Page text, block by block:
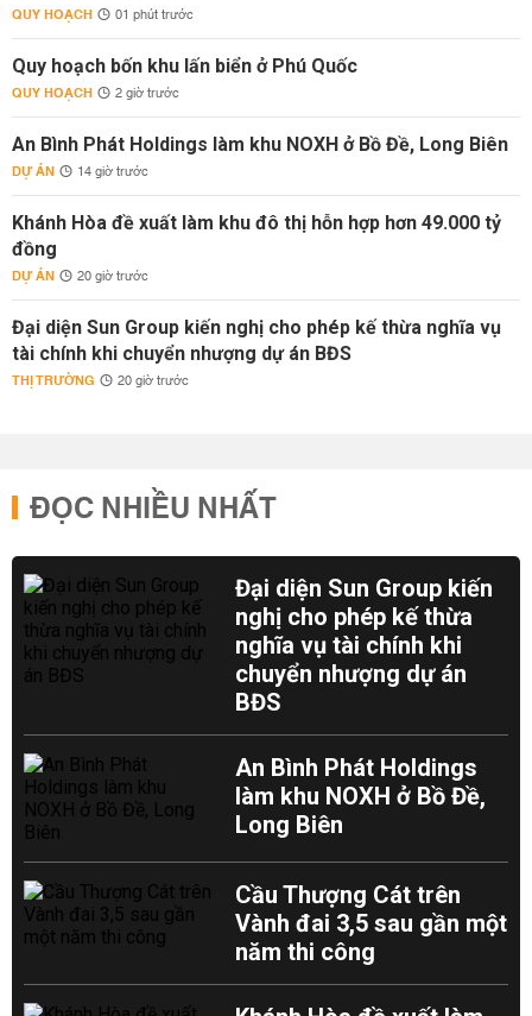
QUY HOẠCH 01 phút trước
Quy hoạch bốn khu lấn biển ở Phú Quốc
QUY HOẠCH 2 giờ trước
An Bình Phát Holdings làm khu NOXH ở Bồ Đề, Long Biên
DỰ ÁN 14 giờ trước
Khánh Hòa đề xuất làm khu đô thị hỗn hợp hơn 49.000 tỷ
đồng
DỰ ÁN 20 giờ trước
Đại diện Sun Group kiến nghị cho phép kế thừa nghĩa vụ
tài chính khi chuyển nhượng dự án BĐS
THỊ TRƯỜNG 20 giờ trước
ĐỌC NHIỀU NHẤT
Đại diện Sun Group kiến
nghị cho phép kế thừa
nghĩa vụ tài chính khi
chuyển nhượng dự án
BĐS
An Bình Phát Holdings
làm khu NOXH ở Bồ Đề,
Long Biên
Cầu Thượng Cát trên
Vành đai 3,5 sau gần một
năm thi công